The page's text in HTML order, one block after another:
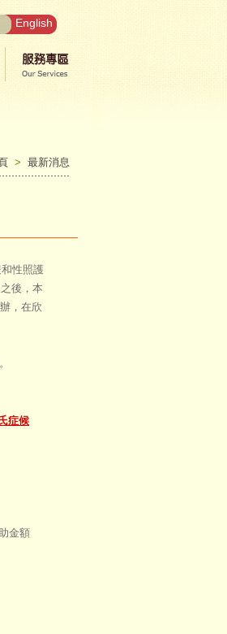
English
> 最新消息
性照護
後，本
，在欣
症候
金額